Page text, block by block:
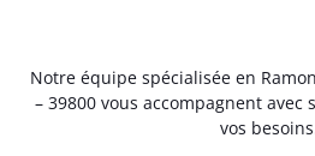
Notre équipe spécialisée en
– 39800 vous accompagnent
vos